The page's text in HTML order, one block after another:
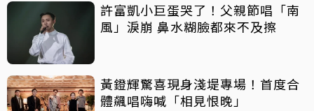
許富凱小巨蛋哭了！父親節唱「南
風」淚崩 鼻水糊臉都來不及擦
黃鐙輝驚喜現身淺堤專場！首度合
體飆唱嗨喊「相見恨晚」